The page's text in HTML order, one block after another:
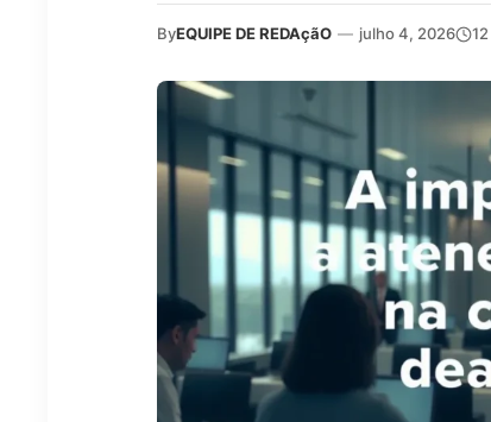
ByEQUIPE DE REDAçãO — julho 4, 2026